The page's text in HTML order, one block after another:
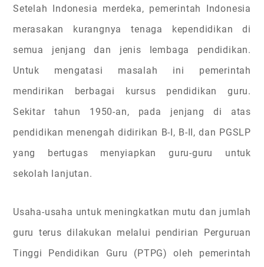
Setelah Indonesia merdeka, pemerintah Indonesia
merasakan kurangnya tenaga kependidikan di
semua jenjang dan jenis lembaga pendidikan.
Untuk mengatasi masalah ini pemerintah
mendirikan berbagai kursus pendidikan guru.
Sekitar tahun 1950-an, pada jenjang di atas
pendidikan menengah didirikan B-I, B-II, dan PGSLP
yang bertugas menyiapkan guru-guru untuk
sekolah lanjutan.
Usaha-usaha untuk meningkatkan mutu dan jumlah
guru terus dilakukan melalui pendirian Perguruan
Tinggi Pendidikan Guru (PTPG) oleh pemerintah